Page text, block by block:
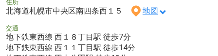
住所
北海道札幌市中央区南四条西１５ 地図
交通
地下鉄東西線 西１８丁目駅 徒歩7分
地下鉄東西線 西１１丁目駅 徒歩14分